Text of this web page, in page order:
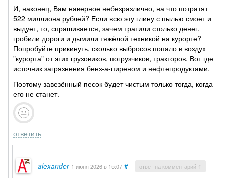
И, наконец, Вам наверное небезразлично, на что потратят
522 миллиона рублей? Если всю эту глину с пылью смоет и
выдует, то, спрашивается, зачем тратили столько денег,
гробили дороги и дымили тяжёлой техникой на курорте?
Попробуйте прикинуть, сколько выбросов попало в воздух
"курорта" от этих грузовиков, погрузчиков, тракторов. Вот где
источник загрязнения бенз-а-пиреном и нефтепродуктами.
Поэтому завезённый песок будет чистым только тогда, когда
его не станет.
ответить
alеxаndеr 1 июня 2026в 15:07 # ответ на комментарий ↑